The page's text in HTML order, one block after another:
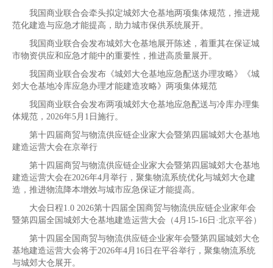
我国商业联合会牵头拟定城郊大仓基地两项集体规范，推进规
范化建造与应急才能提高，助力城市保供系统展开。
我国商业联合会发布城郊大仓基地展开陈述，着重其在保证城
市物资供应和应急才能中的重要性，推进高质量展开。
我国商业联合会发布《城郊大仓基地应急配送办理攻略》《城
郊大仓基地冷库应急办理才能建造攻略》两项集体规范
我国商业联合会发布两项城郊大仓基地应急配送与冷库办理集
体规范，2026年5月1日施行。
第十四届商贸与物流供应链企业家大会暨第四届城郊大仓基地
建造运营大会在京举行
第十四届商贸与物流供应链企业家大会暨第四届城郊大仓基地
建造运营大会在2026年4月举行，聚集物流系统优化与城郊大仓建
造，推进物流降本增效与城市应急保证才能提高。
大会日程1.0 2026第十四届全国商贸与物流供应链企业家年会
暨第四届全国城郊大仓基地建造运营大会（4月15-16日·北京平谷）
第十四届全国商贸与物流供应链企业家年会暨第四届城郊大仓
基地建造运营大会将于2026年4月16日在平谷举行，聚集物流系统
与城郊大仓展开。